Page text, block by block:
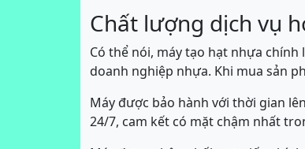
Chất lượng dịch vụ
Có thể nói, máy tạo hạt nhựa
doanh nghiệp nhựa. Khi mua sản
Máy được bảo hành với thời gian
24/7, cam kết có mặt chậm nhất